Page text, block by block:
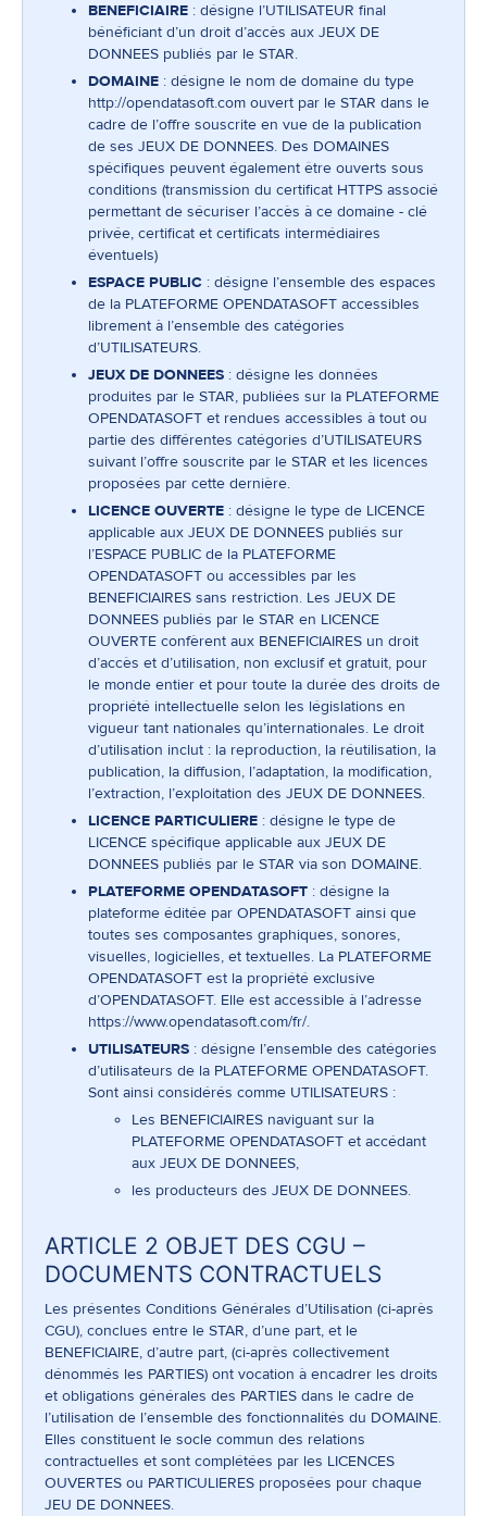
BENEFICIAIRE : désigne l’UTILISATEUR final
bénéficiant d’un droit d’accès aux JEUX DE
DONNEES publiés par le STAR.
DOMAINE : désigne le nom de domaine du type
http://opendatasoft.com ouvert par le STAR dans le
cadre de l’offre souscrite en vue de la publication
de ses JEUX DE DONNEES. Des DOMAINES
spécifiques peuvent également être ouverts sous
conditions (transmission du certificat HTTPS associé
permettant de sécuriser l’accès à ce domaine - clé
privée, certificat et certificats intermédiaires
éventuels)
ESPACE PUBLIC : désigne l’ensemble des espaces
de la PLATEFORME OPENDATASOFT accessibles
librement à l’ensemble des catégories
d’UTILISATEURS.
JEUX DE DONNEES : désigne les données
produites par le STAR, publiées sur la PLATEFORME
OPENDATASOFT et rendues accessibles à tout ou
partie des différentes catégories d’UTILISATEURS
suivant l’offre souscrite par le STAR et les licences
proposées par cette dernière.
LICENCE OUVERTE : désigne le type de LICENCE
applicable aux JEUX DE DONNEES publiés sur
l’ESPACE PUBLIC de la PLATEFORME
OPENDATASOFT ou accessibles par les
BENEFICIAIRES sans restriction. Les JEUX DE
DONNEES publiés par le STAR en LICENCE
OUVERTE confèrent aux BENEFICIAIRES un droit
d’accès et d’utilisation, non exclusif et gratuit, pour
le monde entier et pour toute la durée des droits de
propriété intellectuelle selon les législations en
vigueur tant nationales qu’internationales. Le droit
d’utilisation inclut : la reproduction, la réutilisation, la
publication, la diffusion, l’adaptation, la modification,
l’extraction, l’exploitation des JEUX DE DONNEES.
LICENCE PARTICULIERE : désigne le type de
LICENCE spécifique applicable aux JEUX DE
DONNEES publiés par le STAR via son DOMAINE.
PLATEFORME OPENDATASOFT : désigne la
plateforme éditée par OPENDATASOFT ainsi que
toutes ses composantes graphiques, sonores,
visuelles, logicielles, et textuelles. La PLATEFORME
OPENDATASOFT est la propriété exclusive
d’OPENDATASOFT. Elle est accessible à l’adresse
https://www.opendatasoft.com/fr/.
UTILISATEURS : désigne l’ensemble des catégories
d’utilisateurs de la PLATEFORME OPENDATASOFT.
Sont ainsi considérés comme UTILISATEURS :
Les BENEFICIAIRES naviguant sur la
PLATEFORME OPENDATASOFT et accédant
aux JEUX DE DONNEES,
les producteurs des JEUX DE DONNEES.
ARTICLE 2 OBJET DES CGU –
DOCUMENTS CONTRACTUELS
Les présentes Conditions Générales d’Utilisation (ci-après
CGU), conclues entre le STAR, d’une part, et le
BENEFICIAIRE, d’autre part, (ci-après collectivement
dénommés les PARTIES) ont vocation à encadrer les droits
et obligations générales des PARTIES dans le cadre de
l’utilisation de l’ensemble des fonctionnalités du DOMAINE.
Elles constituent le socle commun des relations
contractuelles et sont complétées par les LICENCES
OUVERTES ou PARTICULIERES proposées pour chaque
JEU DE DONNEES.